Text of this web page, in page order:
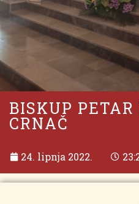
BISKUP
CRNAČ
24. lipnja 2022.